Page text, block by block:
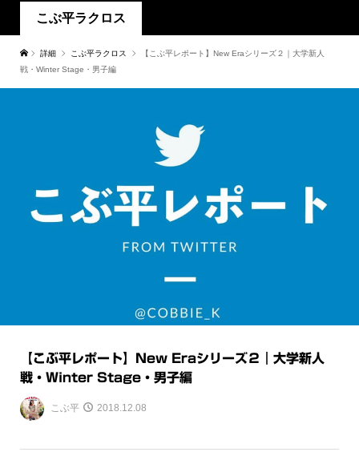
こぶ平ラクロス
詳細 こぶ平ラクロス
【こぶ平レポート】New Eraシリーズ２｜大学新人
戦・Winter Stage・男子編
【こぶ平レポート】New Eraシリーズ２｜大学新人
戦・Winter Stage・男子編
こぶ平 2018.12.08